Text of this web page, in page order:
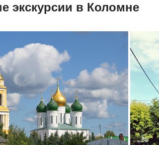
экскурсии в Коломне